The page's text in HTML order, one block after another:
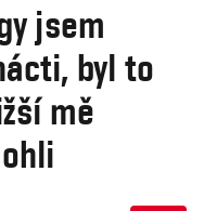
jsem
byl to
mě